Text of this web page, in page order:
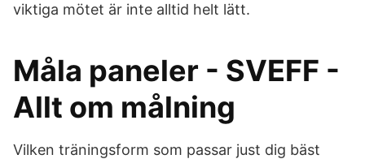
viktiga mötet är inte alltid helt lätt.
Måla paneler - SVEFF -
Allt om målning
Vilken träningsform som passar just dig bäst